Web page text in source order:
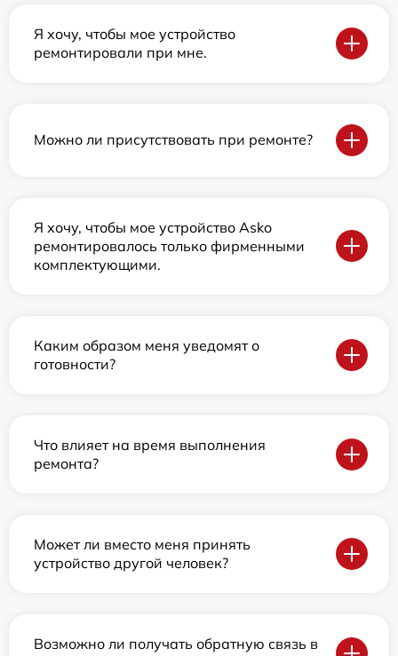
Я хочу, чтобы мое устройство
ремонтировали при мне.
Можно ли присутствовать при ремонте?
Я хочу, чтобы мое устройство Asko
ремонтировалось только фирменными
комплектующими.
Каким образом меня уведомят о
готовности?
Что влияет на время выполнения
ремонта?
Может ли вместо меня принять
устройство другой человек?
Возможно ли получать обратную связь в